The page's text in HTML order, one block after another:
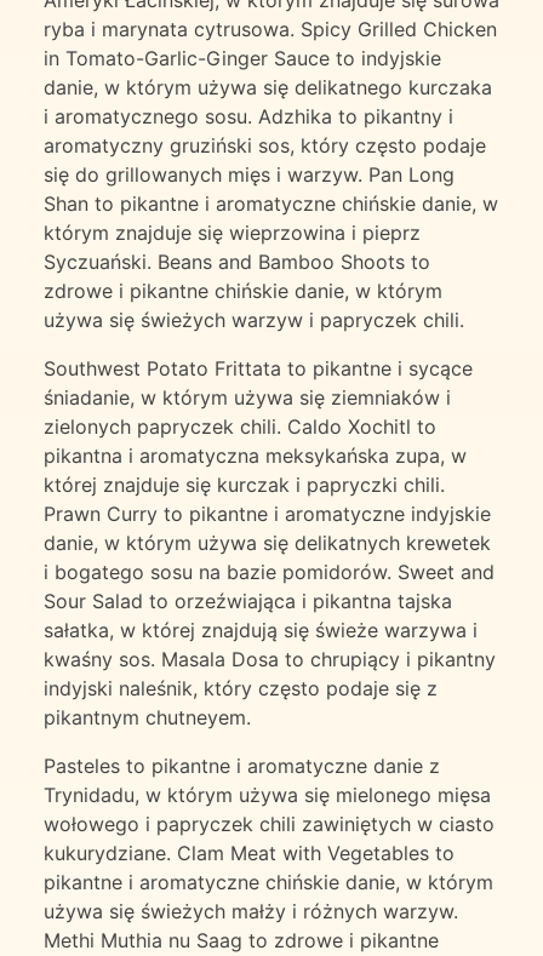
ryba i marynata cytrusowa. Spicy Grilled Chicken
in Tomato-Garlic-Ginger Sauce to indyjskie
danie, w którym używa się delikatnego kurczaka
i aromatycznego sosu. Adzhika to pikantny i
aromatyczny gruziński sos, który często podaje
się do grillowanych mięs i warzyw. Pan Long
Shan to pikantne i aromatyczne chińskie danie, w
którym znajduje się wieprzowina i pieprz
Syczuański. Beans and Bamboo Shoots to
zdrowe i pikantne chińskie danie, w którym
używa się świeżych warzyw i papryczek chili.
Southwest Potato Frittata to pikantne i sycące
śniadanie, w którym używa się ziemniaków i
zielonych papryczek chili. Caldo Xochitl to
pikantna i aromatyczna meksykańska zupa, w
której znajduje się kurczak i papryczki chili.
Prawn Curry to pikantne i aromatyczne indyjskie
danie, w którym używa się delikatnych krewetek
i bogatego sosu na bazie pomidorów. Sweet and
Sour Salad to orzeźwiająca i pikantna tajska
sałatka, w której znajdują się świeże warzywa i
kwaśny sos. Masala Dosa to chrupiący i pikantny
indyjski naleśnik, który często podaje się z
pikantnym chutneyem.
Pasteles to pikantne i aromatyczne danie z
Trynidadu, w którym używa się mielonego mięsa
wołowego i papryczek chili zawiniętych w ciasto
kukurydziane. Clam Meat with Vegetables to
pikantne i aromatyczne chińskie danie, w którym
używa się świeżych małży i różnych warzyw.
Methi Muthia nu Saag to zdrowe i pikantne